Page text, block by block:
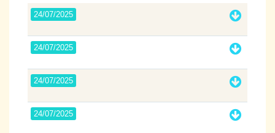
24/07/2025
24/07/2025
24/07/2025
24/07/2025